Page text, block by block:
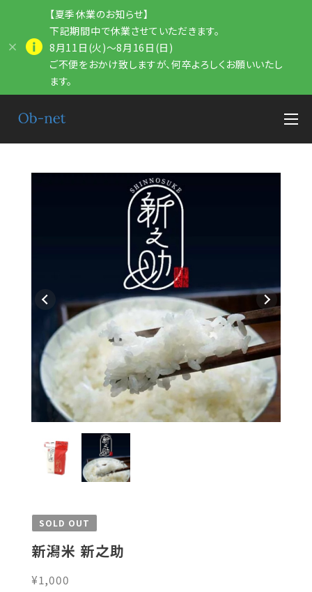
【夏季休業のお知らせ】
下記期間中で休業させていただきます。
8月11日(火)～8月16日(日)
ご不便をおかけ致しますが、何卒よろしくお願いいたし
ます。
SOLD OUT
新潟米 新之助
¥1,000